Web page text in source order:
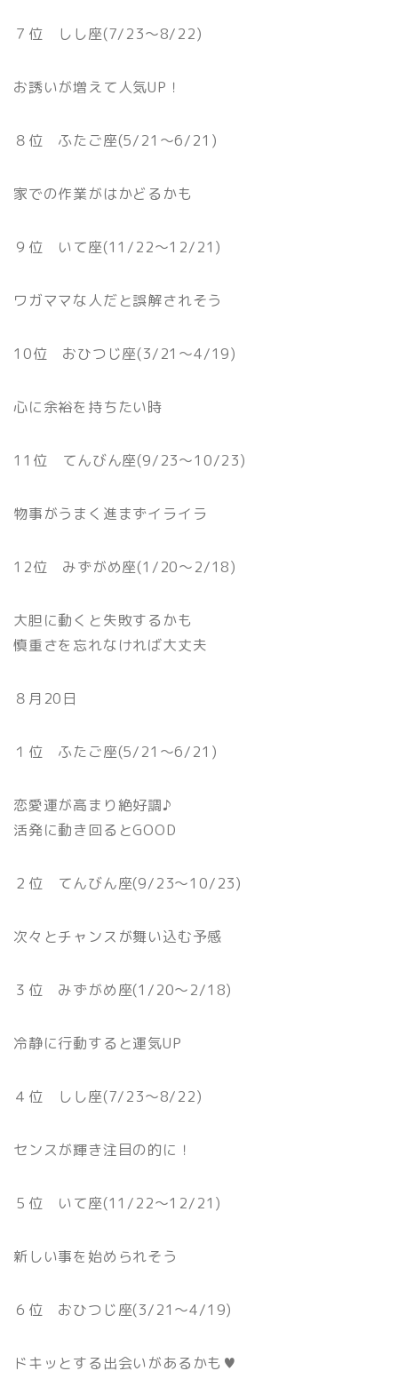
７位 しし座(7/23〜8/22)
お誘いが増えて人気UP！
８位 ふたご座(5/21〜6/21)
家での作業がはかどるかも
９位 いて座(11/22〜12/21)
ワガママな人だと誤解されそう
10位 おひつじ座(3/21〜4/19)
心に余裕を持ちたい時
11位 てんびん座(9/23〜10/23)
物事がうまく進まずイライラ
12位 みずがめ座(1/20〜2/18)
大胆に動くと失敗するかも
慎重さを忘れなければ大丈夫
８月20日
１位 ふたご座(5/21〜6/21)
恋愛運が高まり絶好調♪
活発に動き回るとGOOD
２位 てんびん座(9/23〜10/23)
次々とチャンスが舞い込む予感
３位 みずがめ座(1/20〜2/18)
冷静に行動すると運気UP
４位 しし座(7/23〜8/22)
センスが輝き注目の的に！
５位 いて座(11/22〜12/21)
新しい事を始められそう
６位 おひつじ座(3/21〜4/19)
ドキッとする出会いがあるかも♥